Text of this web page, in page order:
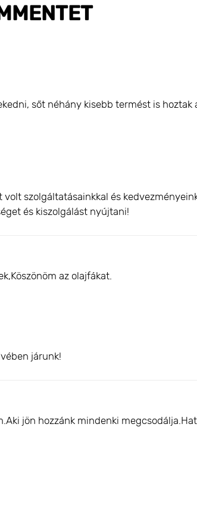
sőt néhány kisebb termést is hoztak
szolgáltatásainkkal és
és kiszolgálást nyújtani!
az olajfákat.
járunk!
jön hozzánk mindenki